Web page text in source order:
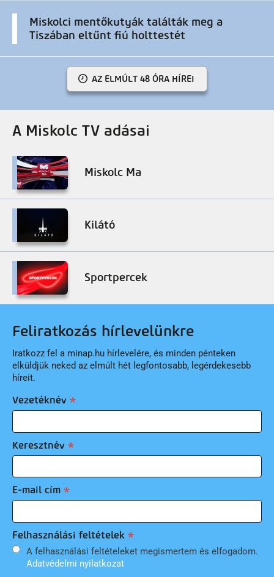
Miskolci mentőkutyák találták meg a
Tiszában eltűnt fiú holttestét
AZ ELMÚLT 48 ÓRA HÍREI
A Miskolc TV adásai
Miskolc Ma
Kilátó
Sportpercek
Feliratkozás hírlevelünkre
Iratkozz fel a minap.hu hírlevelére, és minden pénteken
elküldjük neked az elmúlt hét legfontosabb, legérdekesebb
híreit.
Vezetéknév
Keresztnév
E-mail cím
Felhasználási feltételek
A felhasználási feltételeket megismertem és elfogadom.
Adatvédelmi nyilatkozat